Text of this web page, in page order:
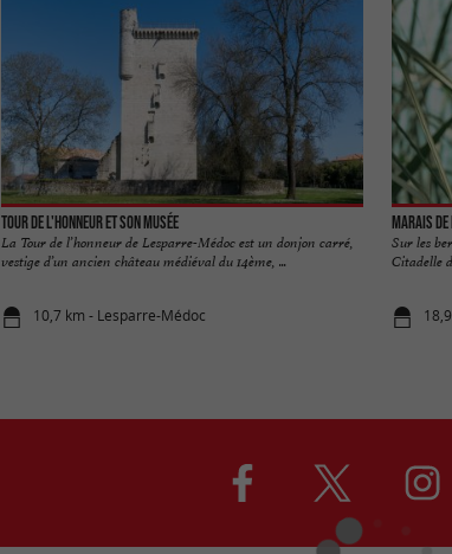
Tour de l'Honneur et son musée
La Tour de l’honneur de Lesparre-Médoc est un donjon carré,
vestige d’un ancien château médiéval du 14ème, ...
10,7 km - Lesparre-Médoc
Marais
Sur les
Citadelle